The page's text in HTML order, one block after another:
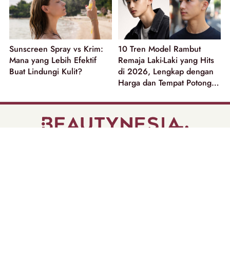
Sunscreen Spray vs Krim:
Mana yang Lebih Efektif
Buat Lindungi Kulit?
10 Tren Model Rambut
Remaja Laki-Laki yang Hits
di 2026, Lengkap dengan
Harga dan Tempat Potong